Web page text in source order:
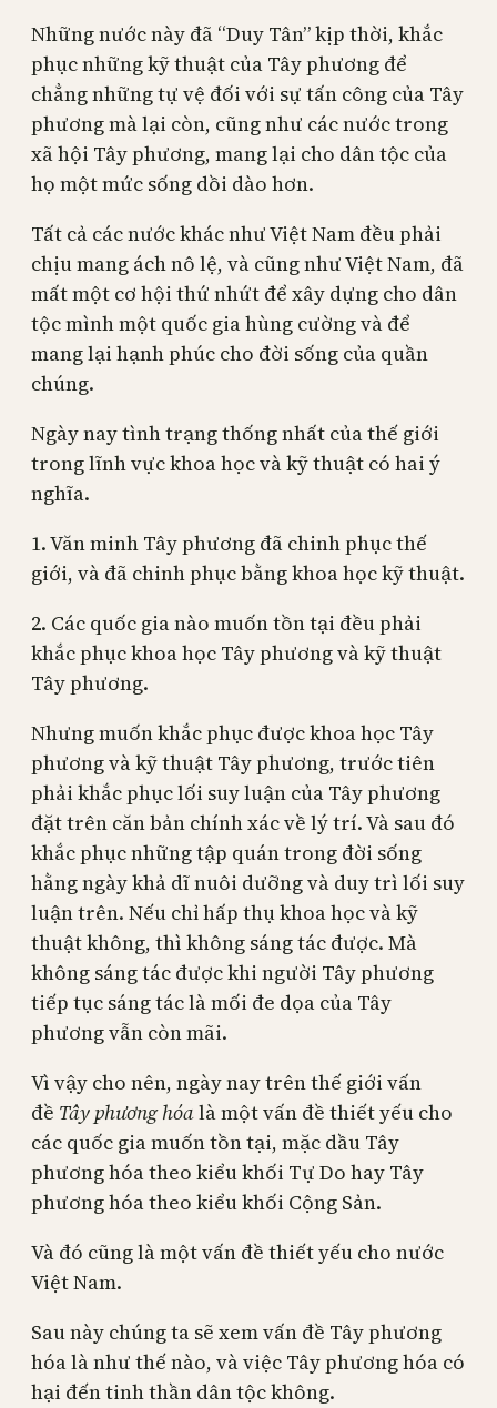
Những nước này đã “Duy Tân” kịp thời, khắc
phục những kỹ thuật của Tây phương để
chẳng những tự vệ đối với sự tấn công của Tây
phương mà lại còn, cũng như các nước trong
xã hội Tây phương, mang lại cho dân tộc của
họ một mức sống dồi dào hơn.
Tất cả các nước khác như Việt Nam đều phải
chịu mang ách nô lệ, và cũng như Việt Nam, đã
mất một cơ hội thứ nhứt để xây dựng cho dân
tộc mình một quốc gia hùng cường và để
mang lại hạnh phúc cho đời sống của quần
chúng.
Ngày nay tình trạng thống nhất của thế giới
trong lĩnh vực khoa học và kỹ thuật có hai ý
nghĩa.
1. Văn minh Tây phương đã chinh phục thế
giới, và đã chinh phục bằng khoa học kỹ thuật.
2. Các quốc gia nào muốn tồn tại đều phải
khắc phục khoa học Tây phương và kỹ thuật
Tây phương.
Nhưng muốn khắc phục được khoa học Tây
phương và kỹ thuật Tây phương, trước tiên
phải khắc phục lối suy luận của Tây phương
đặt trên căn bản chính xác về lý trí. Và sau đó
khắc phục những tập quán trong đời sống
hằng ngày khả dĩ nuôi dưỡng và duy trì lối suy
luận trên. Nếu chỉ hấp thụ khoa học và kỹ
thuật không, thì không sáng tác được. Mà
không sáng tác được khi người Tây phương
tiếp tục sáng tác là mối đe dọa của Tây
phương vẫn còn mãi.
Vì vậy cho nên, ngày nay trên thế giới vấn
đề Tây phương hóalà một vấn đề thiết yếu cho
các quốc gia muốn tồn tại, mặc dầu Tây
phương hóa theo kiểu khối Tự Do hay Tây
phương hóa theo kiểu khối Cộng Sản.
Và đó cũng là một vấn đề thiết yếu cho nước
Việt Nam.
Sau này chúng ta sẽ xem vấn đề Tây phương
hóa là như thế nào, và việc Tây phương hóa có
hại đến tinh thần dân tộc không.